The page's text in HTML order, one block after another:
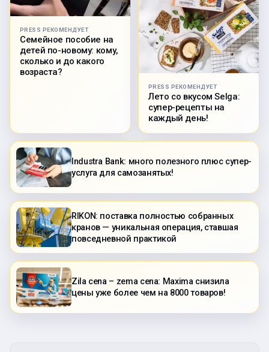
PRESS РЕКОМЕНДУЕТ
Семейное пособие на
детей по-новому: кому,
сколько и до какого
возраста?
PRESS РЕКОМЕНДУЕТ
Лето со вкусом Selga:
супер-рецепты на
каждый день!
Industra Bank: много полезного плюс супер-
услуга для самозанятых!
RIKON: поставка полностью собранных
кранов — уникальная операция, ставшая
повседневной практикой
Zila cena – zema cena: Maxima снизила
цены уже более чем на 8000 товаров!